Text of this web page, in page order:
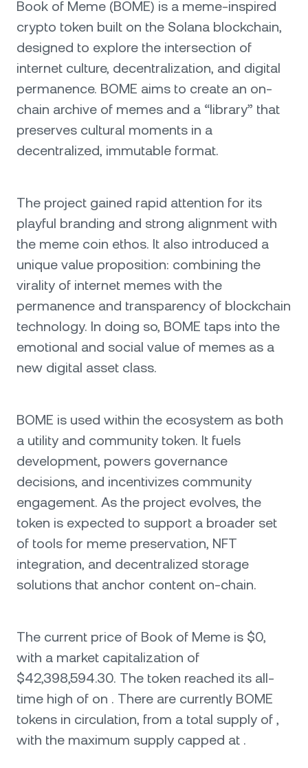
Book of Meme (BOME) is a meme-inspired
crypto token built on the Solana blockchain,
designed to explore the intersection of
internet culture, decentralization, and digital
permanence. BOME aims to create an on-
chain archive of memes and a “library” that
preserves cultural moments in a
decentralized, immutable format.
The project gained rapid attention for its
playful branding and strong alignment with
the meme coin ethos. It also introduced a
unique value proposition: combining the
virality of internet memes with the
permanence and transparency of blockchain
technology. In doing so, BOME taps into the
emotional and social value of memes as a
new digital asset class.
BOME is used within the ecosystem as both
a utility and community token. It fuels
development, powers governance
decisions, and incentivizes community
engagement. As the project evolves, the
token is expected to support a broader set
of tools for meme preservation, NFT
integration, and decentralized storage
solutions that anchor content on-chain.
The current price of Book of Meme is $0,
with a market capitalization of
$42,398,594.30. The token reached its all-
time high of on . There are currently BOME
tokens in circulation, from a total supply of ,
with the maximum supply capped at .